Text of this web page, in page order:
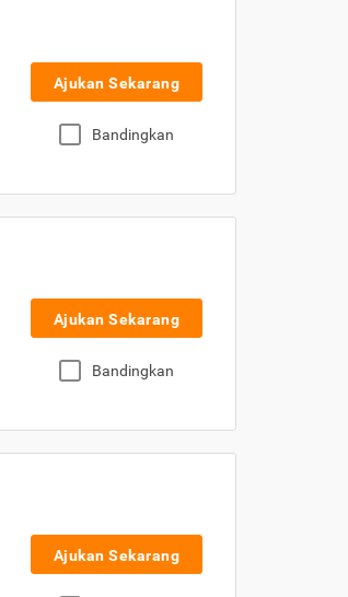
Ajukan Sekarang
Bandingkan
Ajukan Sekarang
Bandingkan
Ajukan Sekarang